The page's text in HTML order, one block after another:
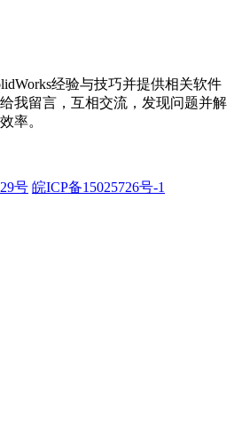
经验与技巧并提供相关软件
我留言，互相交流，发现问题并解
率。
号 皖ICP备15025726号-1